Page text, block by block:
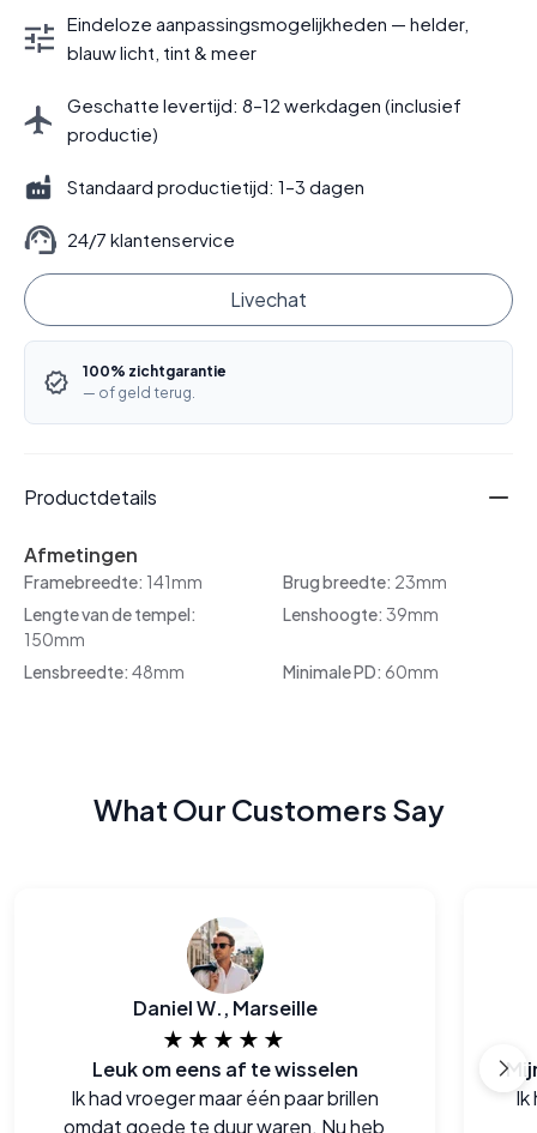
Eindeloze aanpassingsmogelijkheden — helder,
blauw licht, tint & meer
Geschatte levertijd: 8–12 werkdagen (inclusief
productie)
Standaard productietijd: 1–3 dagen
24/7 klantenservice
Livechat
100% zichtgarantie
— of geld terug.
Productdetails
Afmetingen
Framebreedte: 141mm Brug breedte: 23mm
Lengte van de tempel:
150mm
Lenshoogte: 39mm
Lensbreedte: 48mm Minimale PD: 60mm
What Our Customers Say
Daniel W., Marseille
★★★★★
Leuk om eens af te wisselen
Ik had vroeger maar één paar brillen
omdat goede te duur waren. Nu heb
Ik